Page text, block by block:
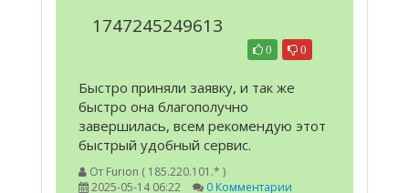
1747245249613
0
0
Быстро приняли заявку, и так же
быстро она благополучно
завершилась, всем рекомендую этот
быстрый удобный сервис.
От Furion ( 185.220.101.* )
2025-05-14 06:22
0 Комментарии